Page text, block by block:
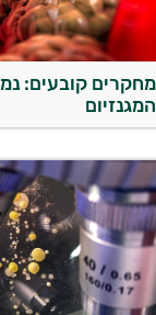
מחקרים קובעים:
המגנזיום